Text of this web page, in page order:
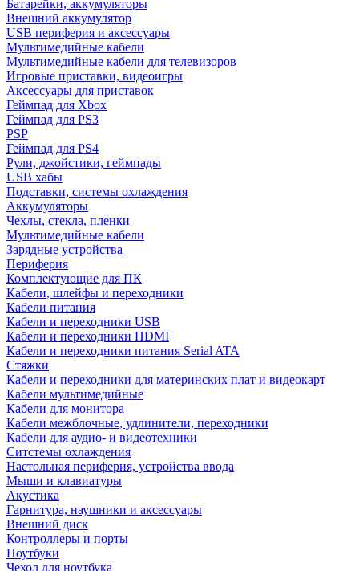
Батарейки, аккумуляторы
Внешний аккумулятор
USB периферия и аксессуары
Мультимедийные кабели
Мультимедийные кабели для телевизоров
Игровые приставки, видеоигры
Аксессуары для приставок
Геймпад для Xbox
Геймпад для PS3
PSP
Геймпад для PS4
Рули, джойстики, геймпады
USB хабы
Подставки, системы охлаждения
Аккумуляторы
Чехлы, стекла, пленки
Мультимедийные кабели
Зарядные устройства
Периферия
Комплектующие для ПК
Кабели, шлейфы и переходники
Кабели питания
Кабели и переходники USB
Кабели и переходники HDMI
Кабели и переходники питания Serial ATA
Стяжки
Кабели и переходники для материнских плат и видеокарт
Кабели мультимедийные
Кабели для монитора
Кабели межблочные, удлинители, переходники
Кабели для аудио- и видеотехники
Ситстемы охлаждения
Настольная периферия, устройства ввода
Мыши и клавиатуры
Акустика
Гарнитура, наушники и аксессуары
Внешний диск
Контроллеры и порты
Ноутбуки
Чехол для ноутбука